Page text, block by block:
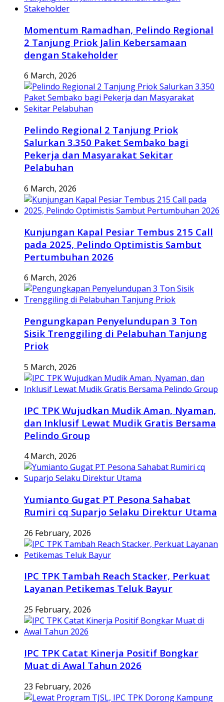
Momentum Ramadhan, Pelindo Regional
2 Tanjung Priok Jalin Kebersamaan
dengan Stakeholder
6 March, 2026
Pelindo Regional 2 Tanjung Priok
Salurkan 3.350 Paket Sembako bagi
Pekerja dan Masyarakat Sekitar
Pelabuhan
6 March, 2026
Kunjungan Kapal Pesiar Tembus 215 Call
pada 2025, Pelindo Optimistis Sambut
Pertumbuhan 2026
6 March, 2026
Pengungkapan Penyelundupan 3 Ton
Sisik Trenggiling di Pelabuhan Tanjung
Priok
5 March, 2026
IPC TPK Wujudkan Mudik Aman, Nyaman,
dan Inklusif Lewat Mudik Gratis Bersama
Pelindo Group
4 March, 2026
Yumianto Gugat PT Pesona Sahabat
Rumiri cq Suparjo Selaku Direktur Utama
26 February, 2026
IPC TPK Tambah Reach Stacker, Perkuat
Layanan Petikemas Teluk Bayur
25 February, 2026
IPC TPK Catat Kinerja Positif Bongkar
Muat di Awal Tahun 2026
23 February, 2026